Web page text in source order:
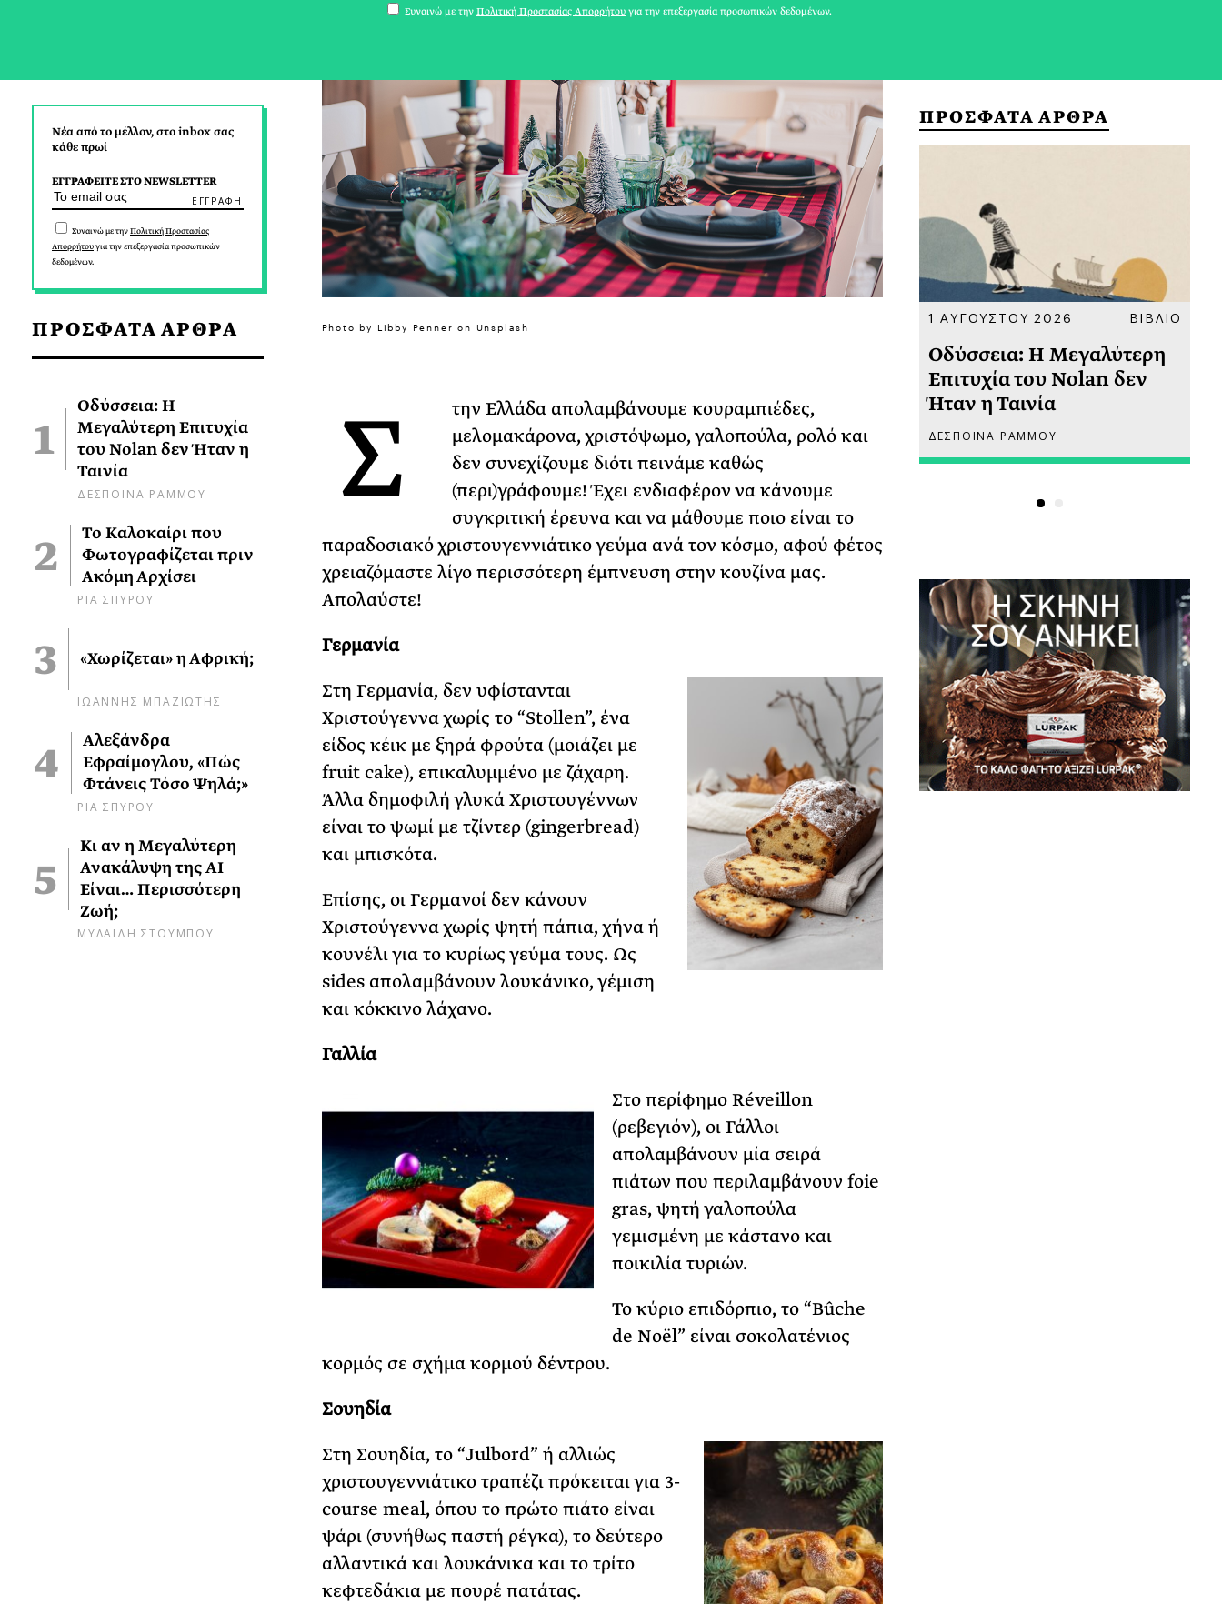
Νέα από το μέλλον, στο inbox σας
κάθε πρωί
ΕΓΓΡΑΦΕΙΤΕ ΣΤΟ NEWSLETTER
Συναινώ με τηνΠολιτική Προστασίας
Απορρήτουγια την επεξεργασία προσωπικών
δεδομένων.
ΠΡΟΣΦΑΤΑ ΑΡΘΡΑ
Οδύσσεια: Η
Μεγαλύτερη Επιτυχία
του Nolan δεν Ήταν η
Ταινία
ΔΕΣΠΟΙΝΑ ΡΑΜΜΟΥ
Το Καλοκαίρι που
Φωτογραφίζεται πριν
Ακόμη Αρχίσει
ΡΙΑ ΣΠΥΡΟΥ
«Χωρίζεται» η Αφρική;
ΙΩΑΝΝΗΣ ΜΠΑΖΙΩΤΗΣ
Αλεξάνδρα
Εφραίμογλου, «Πώς
Φτάνεις Τόσο Ψηλά;»
ΡΙΑ ΣΠΥΡΟΥ
Κι αν η Μεγαλύτερη
Ανακάλυψη της AI
Είναι… Περισσότερη
Ζωή;
ΜΥΛΑΙΔΗ ΣΤΟΥΜΠΟΥ
Photo by Libby Penner on Unsplash
Σ
την Ελλάδα απολαμβάνουμε κουραμπιέδες,
μελομακάρονα, χριστόψωμο, γαλοπούλα, ρολό και
δεν συνεχίζουμε διότι πεινάμε καθώς
(περι)γράφουμε! Έχει ενδιαφέρον να κάνουμε
συγκριτική έρευνα και να μάθουμε ποιο είναι το
παραδοσιακό χριστουγεννιάτικο γεύμα ανά τον κόσμο, αφού φέτος
χρειαζόμαστε λίγο περισσότερη έμπνευση στην κουζίνα μας.
Απολαύστε!
Γερμανία
Στη Γερμανία, δεν υφίστανται
Χριστούγεννα χωρίς το “Stollen”, ένα
είδος κέικ με ξηρά φρούτα (μοιάζει με
fruit cake), επικαλυμμένο με ζάχαρη.
Άλλα δημοφιλή γλυκά Χριστουγέννων
είναι το ψωμί με τζίντερ (gingerbread)
και μπισκότα.
Επίσης, οι Γερμανοί δεν κάνουν
Χριστούγεννα χωρίς ψητή πάπια, χήνα ή
κουνέλι για το κυρίως γεύμα τους. Ως
sides απολαμβάνουν λουκάνικο, γέμιση
και κόκκινο λάχανο.
Γαλλία
Στο περίφημο Réveillon
(ρεβεγιόν), οι Γάλλοι
απολαμβάνουν μία σειρά
πιάτων που περιλαμβάνουν foie
gras, ψητή γαλοπούλα
γεμισμένη με κάστανο και
ποικιλία τυριών.
Το κύριο επιδόρπιο, το “Bûche
de Noël” είναι σοκολατένιος
κορμός σε σχήμα κορμού δέντρου.
Σουηδία
Στη Σουηδία, το “Julbord” ή αλλιώς
χριστουγεννιάτικο τραπέζι πρόκειται για 3-
course meal, όπου το πρώτο πιάτο είναι
ψάρι (συνήθως παστή ρέγκα), το δεύτερο
αλλαντικά και λουκάνικα και το τρίτο
κεφτεδάκια με πουρέ πατάτας.
ΠΡΟΣΦΑΤΑ ΑΡΘΡΑ
Ακόμη Αρχίσει
ΡΙΑ ΣΠΥΡΟΥ
1 ΑΥΓΟΥΣΤΟΥ 2026 ΒΙΒΛΙΟ
Οδύσσεια: Η Μεγαλύτερη
Επιτυχία του Nolan δεν
Ήταν η Ταινία
ΔΕΣΠΟΙΝΑ ΡΑΜΜΟΥ
Συναινώ με την Πολιτική Προστασίας Απορρήτου για την επεξεργασία προσωπικών δεδομένων.